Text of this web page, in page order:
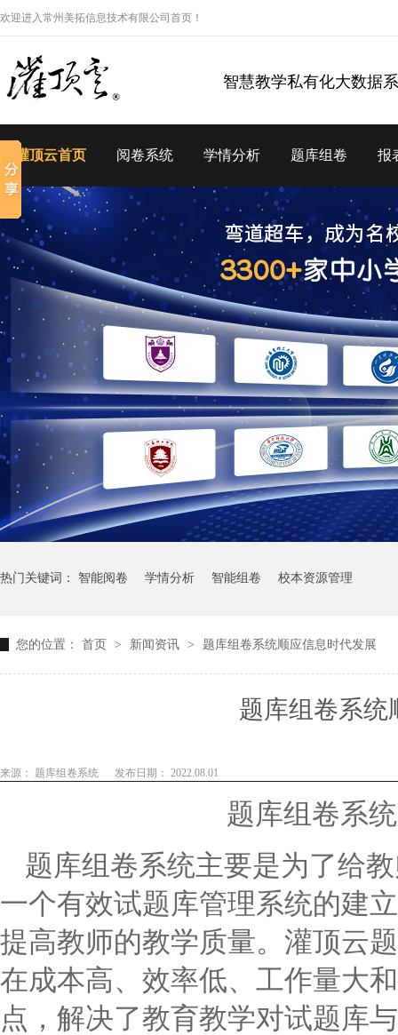
欢迎进入常州美拓信息技术有限公司首页！
智慧教学私有化大数据
灌顶云首页 阅卷系统 学情分析 题库组卷 报
热门关键词： 智能阅卷 学情分析 智能组卷 校本资源管理
您的位置： 首页 > 新闻资讯 > 题库组卷系统顺应信息时代发展
题库组卷系统
来源： 题库组卷系统 发布日期： 2022.08.01
题库组卷系
题库组卷系统主要是为了给
一个有效试题库管理系统的建
提高教师的教学质量。灌顶云
在成本高、效率低、工作量大
点，解决了教育教学对试题库